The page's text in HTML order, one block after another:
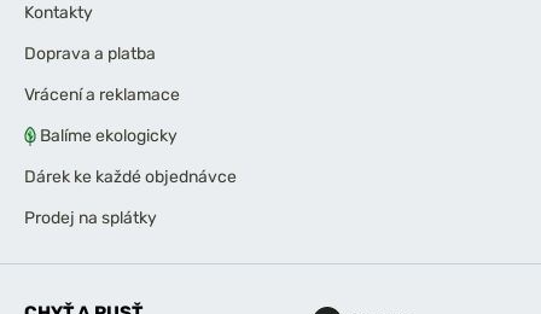
Kontakty
Doprava a platba
Vrácení a reklamace
Balíme ekologicky
Dárek ke každé objednávce
Prodej na splátky